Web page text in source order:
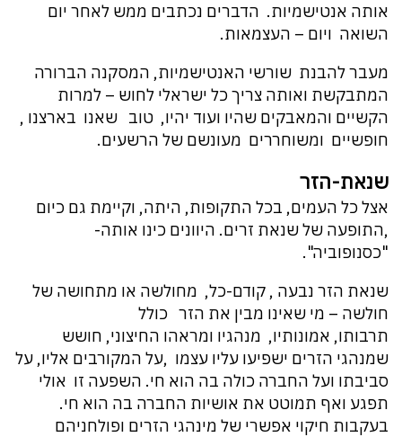
אותה אנטישמיות. הדברים נכתבים ממש לאחר יום
השואה ויום – העצמאות.
מעבר להבנת שורשי האנטישמיות, המסקנה הברורה
המתבקשת ואותה צריך כל ישראלי לחוש – למרות
הקשיים והמאבקים שהיו ועוד יהיו, טוב שאנו בארצנו ,
חופשיים ומשוחררים מעונשם של הרשעים.
שנאת-הזר
אצל כל העמים, בכל התקופות, היתה, וקיימת גם כיום
,התופעה של שנאת זרים. היוונים כינו אותה-
"כסנופוביה".
שנאת הזר נבעה , קודם-כל, מחולשה או מתחושה של
חולשה – מי שאינו מבין את הזר כולל
תרבותו, אמונותיו, מנהגיו ומראהו החיצוני, חושש
שמנהגי הזרים ישפיעו עליו עצמו ,על המקורבים אליו, על
סביבתו ועל החברה כולה בה הוא חי. השפעה זו אולי
תפגע ואף תמוטט את אושיות החברה בה הוא חי.
בעקבות חיקוי אפשרי של מינהגי הזרים ופולחניהם